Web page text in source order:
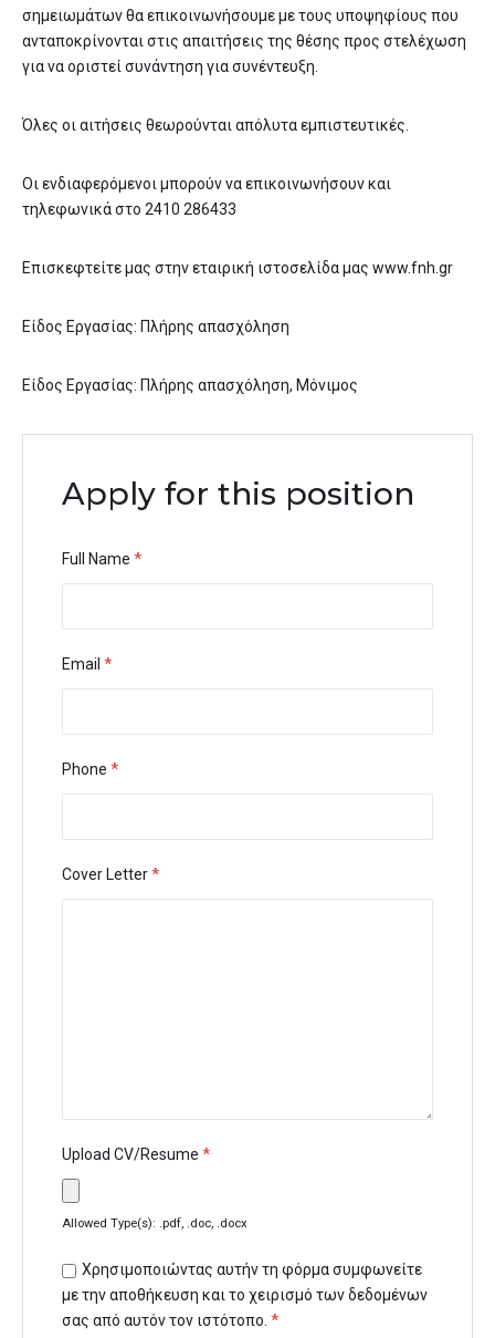
σημειωμάτων θα επικοινωνήσουμε με τους υποψηφίους που
ανταποκρίνονται στις απαιτήσεις της θέσης προς στελέχωση
για να οριστεί συνάντηση για συνέντευξη.
Όλες οι αιτήσεις θεωρούνται απόλυτα εμπιστευτικές.
Οι ενδιαφερόμενοι μπορούν να επικοινωνήσουν και
τηλεφωνικά στο 2410 286433
Επισκεφτείτε μας στην εταιρική ιστοσελίδα μας www.fnh.gr
Είδος Εργασίας: Πλήρης απασχόληση
Είδος Εργασίας: Πλήρης απασχόληση, Μόνιμος
Apply for this position
Full Name *
Email *
Phone *
Cover Letter*
Upload CV/Resume *
Allowed Type(s): .pdf, .doc, .docx
Χρησιμοποιώντας αυτήν τη φόρμα συμφωνείτε
με την αποθήκευση και το χειρισμό των δεδομένων
σας από αυτόν τον ιστότοπο. *